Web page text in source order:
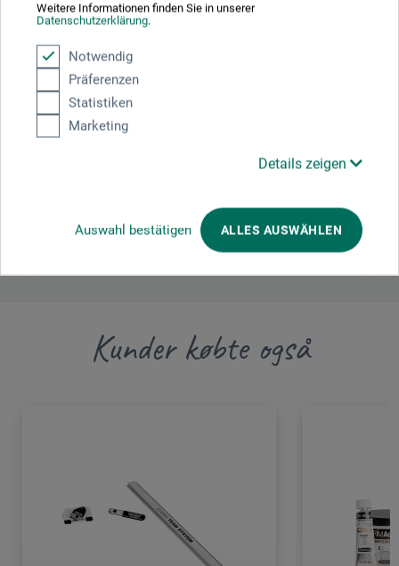
Weitere Informationen finden Sie in unserer
Datenschutzerklärung.
Notwendig
Präferenzen
Statistiken
Marketing
Details zeigen
Auswahl bestätigen ALLES AUSWÄHLEN
Producent-kontakt
Her finder du producentens kontaktoplysninger for dette
hello@eucompliancepartner.com
Kunder købte også